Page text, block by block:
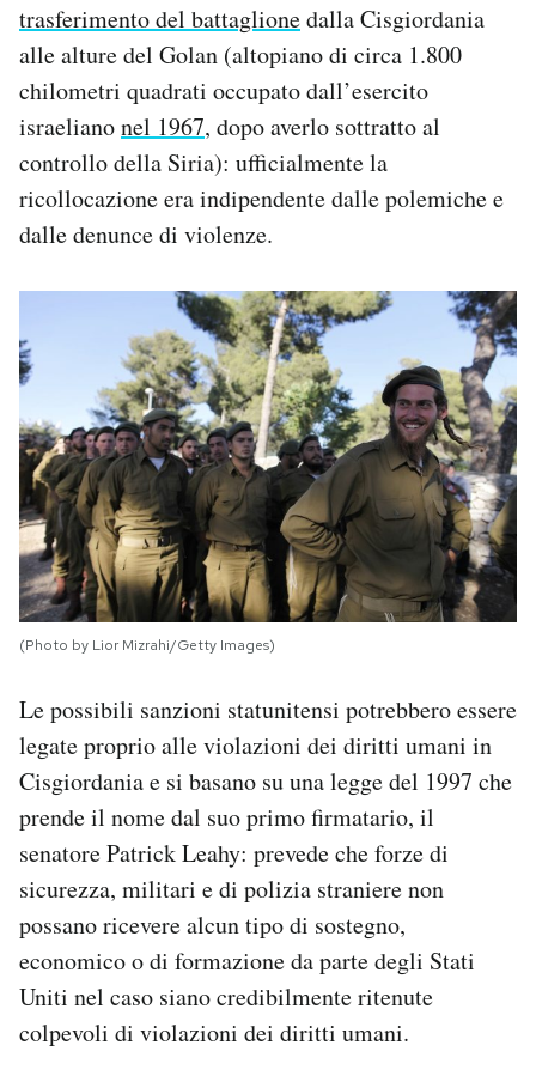
trasferimento del battaglionedalla Cisgiordania
alle alture del Golan (altopiano di circa 1.800
chilometri quadrati occupato dall’esercito
israelianonel 1967, dopo averlo sottratto al
controllo della Siria): ufficialmente la
ricollocazione era indipendente dalle polemiche e
dalle denunce di violenze.
(Photo by Lior Mizrahi/Getty Images)
Le possibili sanzioni statunitensi potrebbero essere
legate proprio alle violazioni dei diritti umani in
Cisgiordania e si basano su una legge del 1997 che
prende il nome dal suo primo firmatario, il
senatore Patrick Leahy: prevede che forze di
sicurezza, militari e di polizia straniere non
possano ricevere alcun tipo di sostegno,
economico o di formazione da parte degli Stati
Uniti nel caso siano credibilmente ritenute
colpevoli di violazioni dei diritti umani.